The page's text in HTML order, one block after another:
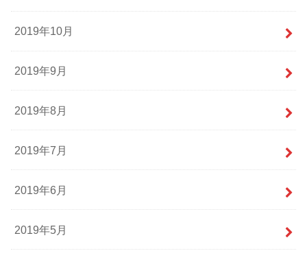
2019年10月
2019年9月
2019年8月
2019年7月
2019年6月
2019年5月